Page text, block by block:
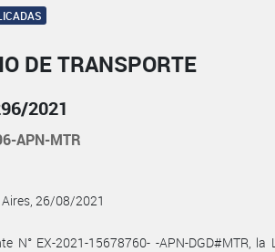
DE TRANSPORTE
2021
APN-MTR
26/08/2021
N° EX-2021-15678760- -APN-DGD#MTR,